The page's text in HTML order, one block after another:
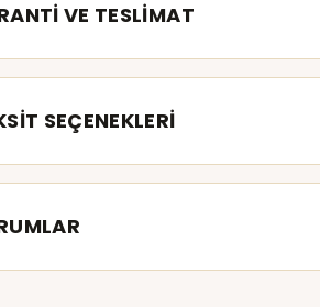
VE TESLİMAT
SEÇENEKLERİ